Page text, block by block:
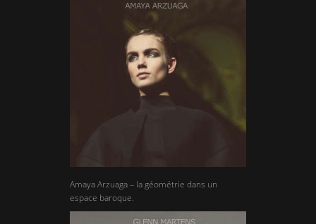
Amaya Arzuaga – la géométrie dans un
espace baroque.